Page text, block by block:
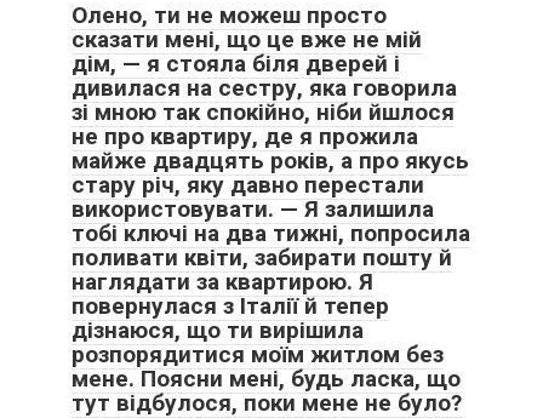
Олено, ти не можеш просто
сказати мені, що це вже не мій
дім, — я стояла біля дверей і
дивилася на сестру, яка говорила
зі мною так спокійно, ніби йшлося
не про квартиру, де я прожила
майже двадцять років, а про якусь
стару річ, яку давно перестали
використовувати. — Я залишила
тобі ключі на два тижні, попросила
поливати квіти, забирати пошту й
наглядати за квартирою. Я
повернулася з Італії й тепер
дізнаюся, що ти вирішила
розпорядитися моїм житлом без
мене. Поясни мені, будь ласка, що
тут відбулося, поки мене не було?